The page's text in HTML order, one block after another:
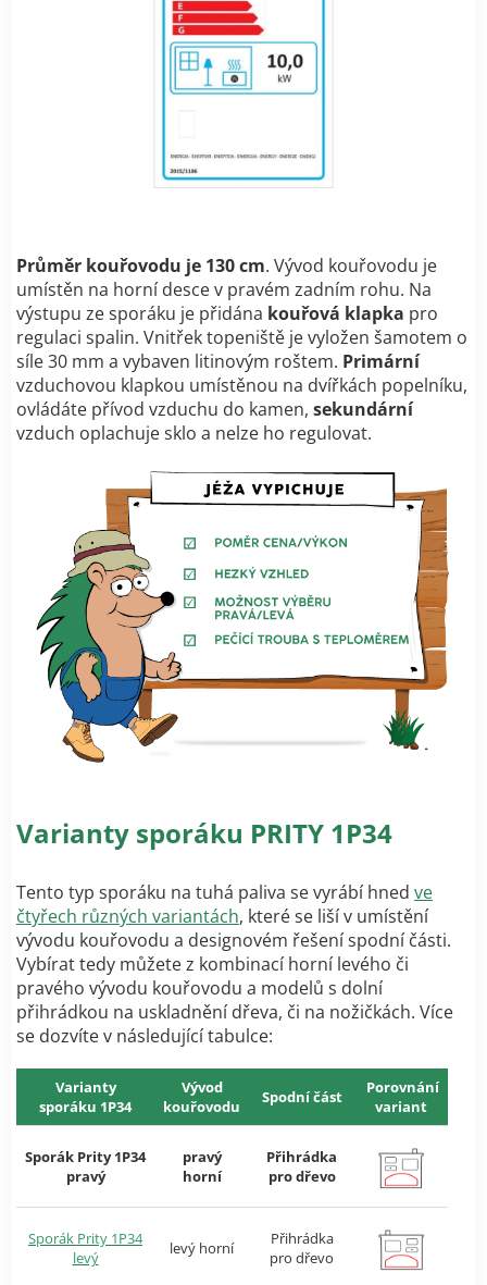
Průměr kouřovodu je 130 cm. Vývod kouřovodu je
umístěn na horní desce v pravém zadním rohu. Na
výstupu ze sporáku je přidána kouřová klapka pro
regulaci spalin. Vnitřek topeniště je vyložen šamotem o
síle 30 mm a vybaven litinovým roštem. Primární
vzduchovou klapkou umístěnou na dvířkách popelníku,
ovládáte přívod vzduchu do kamen, sekundární
vzduch oplachuje sklo a nelze ho regulovat.
Varianty sporáku PRITY 1P34
Tento typ sporáku na tuhá paliva se vyrábí hned ve
čtyřech různých variantách, které se liší v umístění
vývodu kouřovodu a designovém řešení spodní části.
Vybírat tedy můžete z kombinací horní levého či
pravého vývodu kouřovodu a modelů s dolní
přihrádkou na uskladnění dřeva, či na nožičkách. Více
se dozvíte v následující tabulce:
Varianty
sporáku 1P34
Vývod
kouřovodu
Spodní část
Porovnání
variant
Sporák Prity 1P34
pravý
pravý
horní
Přihrádka
pro dřevo
Sporák Prity 1P34
levý
levý horní
Přihrádka
pro dřevo